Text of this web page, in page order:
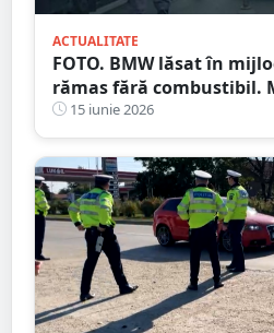
ACTUALITATE
FOTO. BMW lăsat în
rămas fără combustibil.
ridicată de Poliția Locală
15 iunie 2026